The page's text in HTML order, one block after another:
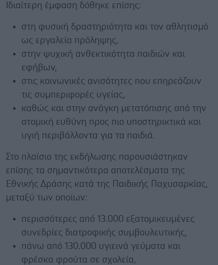
Ιδιαίτερη έμφαση δόθηκε επίσης:
στη φυσική δραστηριότητα και τον αθλητισμό
ως εργαλεία πρόληψης,
στην ψυχική ανθεκτικότητα παιδιών και
εφήβων,
στις κοινωνικές ανισότητες που επηρεάζουν
τις συμπεριφορές υγείας,
καθώς και στην ανάγκη μετατόπισης από την
ατομική ευθύνη προς πιο υποστηρικτικά και
υγιή περιβάλλοντα για τα παιδιά.
Στο πλαίσιο της εκδήλωσης παρουσιάστηκαν
επίσης τα σημαντικότερα αποτελέσματα της
Εθνικής Δράσης κατά της Παιδικής Παχυσαρκίας,
μεταξύ των οποίων:
περισσότερες από 13.000 εξατομικευμένες
συνεδρίες διατροφικής συμβουλευτικής,
πάνω από 130.000 υγιεινά γεύματα και
φρέσκα φρούτα σε σχολεία,